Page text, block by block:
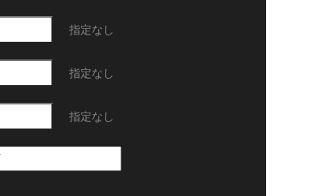
指定なし
指定なし
指定なし